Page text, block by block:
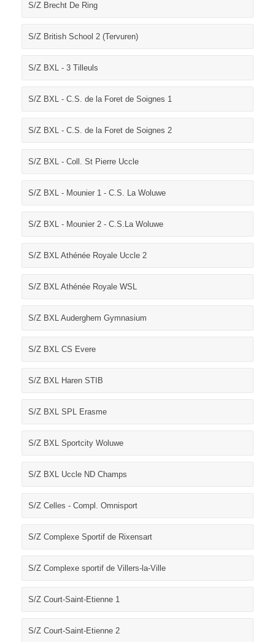
S/Z Brecht De Ring
S/Z British School 2 (Tervuren)
S/Z BXL - 3 Tilleuls
S/Z BXL - C.S. de la Foret de Soignes 1
S/Z BXL - C.S. de la Foret de Soignes 2
S/Z BXL - Coll. St Pierre Uccle
S/Z BXL - Mounier 1 - C.S. La Woluwe
S/Z BXL - Mounier 2 - C.S.La Woluwe
S/Z BXL Athénée Royale Uccle 2
S/Z BXL Athénée Royale WSL
S/Z BXL Auderghem Gymnasium
S/Z BXL CS Evere
S/Z BXL Haren STIB
S/Z BXL SPL Erasme
S/Z BXL Sportcity Woluwe
S/Z BXL Uccle ND Champs
S/Z Celles - Compl. Omnisport
S/Z Complexe Sportif de Rixensart
S/Z Complexe sportif de Villers-la-Ville
S/Z Court-Saint-Etienne 1
S/Z Court-Saint-Etienne 2